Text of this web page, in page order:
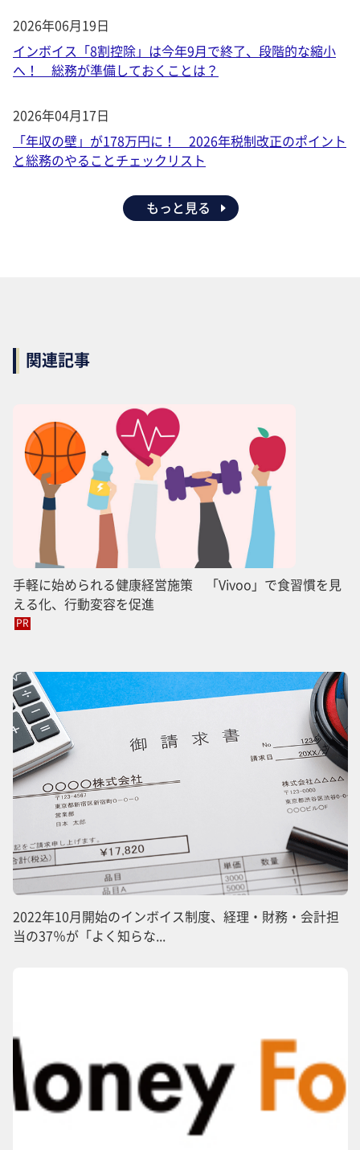
2026年06月19日
インボイス「8割控除」は今年9月で終了、段階的な縮小
へ！ 総務が準備しておくことは？
2026年04月17日
「年収の壁」が178万円に！ 2026年税制改正のポイント
と総務のやることチェックリスト
もっと見る
関連記事
手軽に始められる健康経営施策 「Vivoo」で食習慣を見
える化、行動変容を促進
PR
2022年10月開始のインボイス制度、経理・財務・会計担
当の37％が「よく知らな...